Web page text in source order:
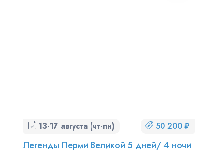
13-17 августа (чт-пн) 50 200 ₽
Легенды Перми Великой 5 дней/ 4 ночи